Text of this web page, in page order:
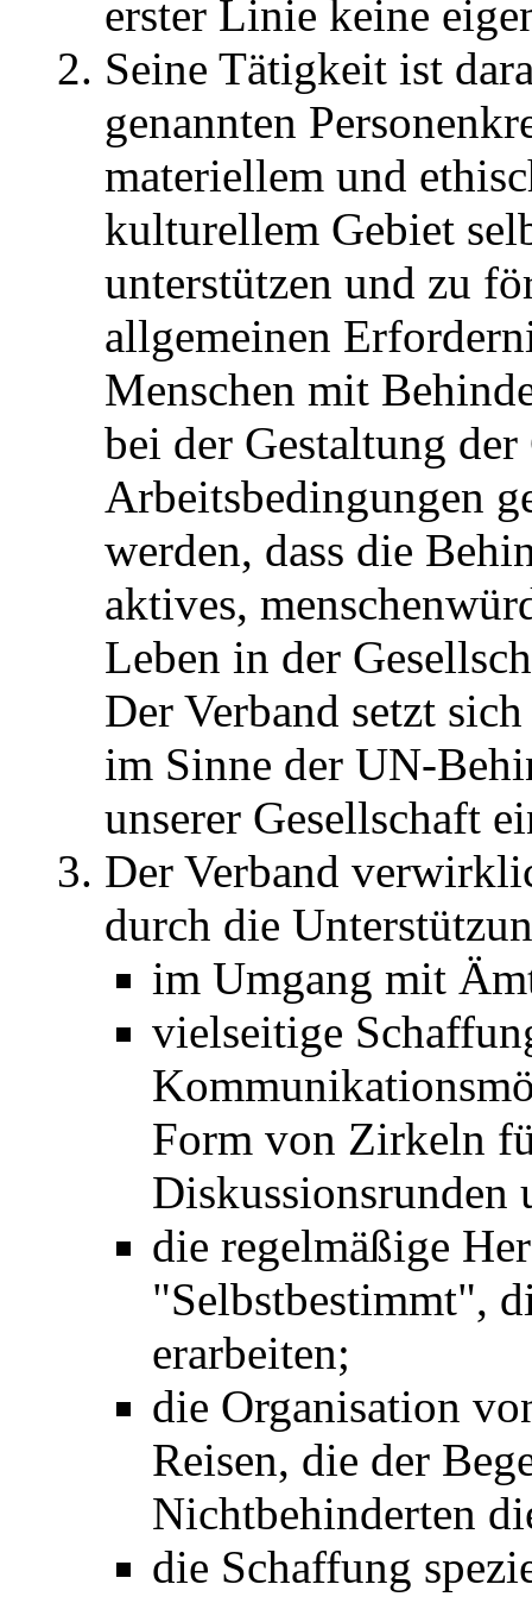
erster Linie keine
Seine Tätigkeit ist
genannten
materiellem und
kulturellem Gebiet
unterstützen und zu
allgemeinen
Menschen mit
bei der Gestaltung
Arbeitsbedingungen
werden, dass die
aktives,
Leben in der
Der Verband setzt
im Sinne der UN-
unserer Gesellschaft
Der Verband
durch die
im Umgang mit
vielseitige
Form von Zirkeln
Diskussionsrunden
die regelmäßige
"Selbstbestimmt",
erarbeiten;
die Organisation
Reisen, die der
Nichtbehinderten
die Schaffung